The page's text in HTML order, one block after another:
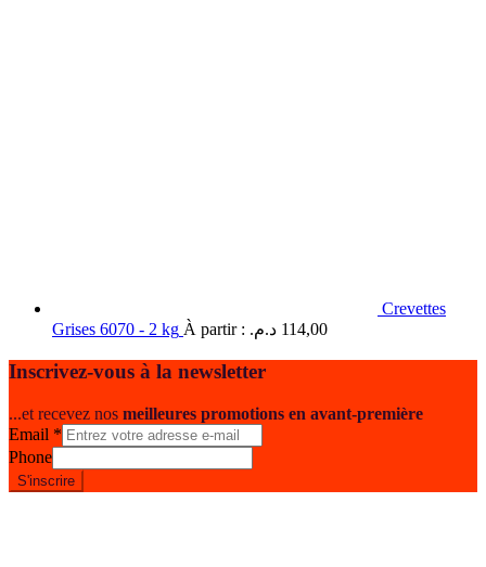
Crevettes
Grises 6070 - 2 kg À partir : 114,00 د.م.
Inscrivez-vous à la newsletter
...et recevez nos meilleures promotions en avant-première
Email *
Phone
S'inscrire